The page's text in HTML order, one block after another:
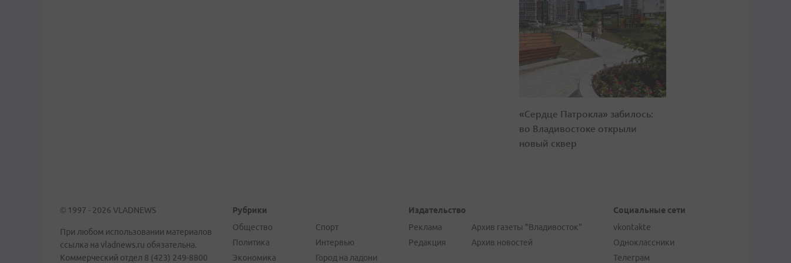
«Сердце Патрокла» забилось:
во Владивостоке открыли
новый сквер
© 1997 - 2026 VLADNEWS
При любом использовании материалов
ссылка на vladnews.ru обязательна.
Коммерческий отдел 8 (423) 249-8800
Рубрики
Общество
Политика
Экономика
Спорт
Интервью
Город на ладони
Издательство
Реклама
Редакция
Архив газеты "Владивосток"
Архив новостей
Социальные сети
vkontakte
Одноклассники
Телеграм